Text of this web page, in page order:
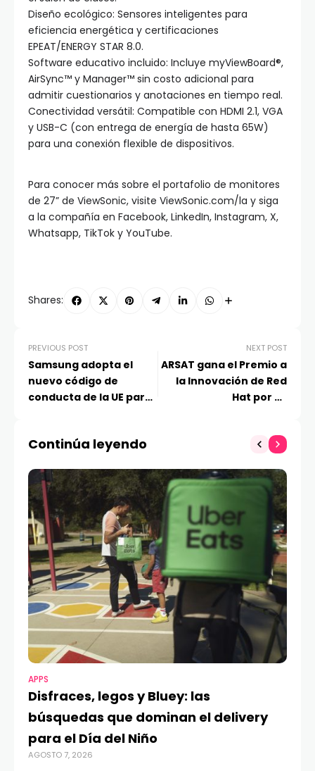
Diseño ecológico: Sensores inteligentes para
eficiencia energética y certificaciones
EPEAT/ENERGY STAR 8.0.
Software educativo incluido: Incluye myViewBoard®,
AirSync™ y Manager™ sin costo adicional para
admitir cuestionarios y anotaciones en tiempo real.
Conectividad versátil: Compatible con HDMI 2.1, VGA
y USB-C (con entrega de energía de hasta 65W)
para una conexión flexible de dispositivos.
Para conocer más sobre el portafolio de monitores
de 27” de ViewSonic, visite ViewSonic.com/la y siga
a la compañía en Facebook, LinkedIn, Instagram, X,
Whatsapp, TikTok y YouTube.
Shares:
PREVIOUS POST
Samsung adopta el
nuevo código de
conducta de la UE para
inteligentes
NEXT POST
ARSAT gana el Premio a
la Innovación de Red
Hat por su
Continúa leyendo
APPS
Disfraces, legos y Bluey: las
búsquedas que dominan el delivery
para el Día del Niño
AGOSTO 7, 2026